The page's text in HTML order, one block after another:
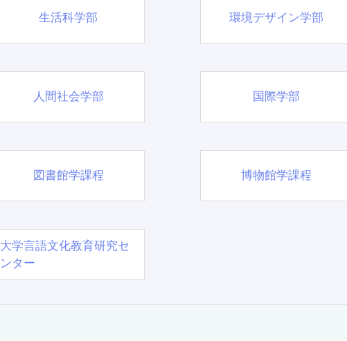
生活科学部 環境デザイン学部
人間社会学部 国際学部
図書館学課程 博物館学課程
大学言語文化教育研究セ
ンター